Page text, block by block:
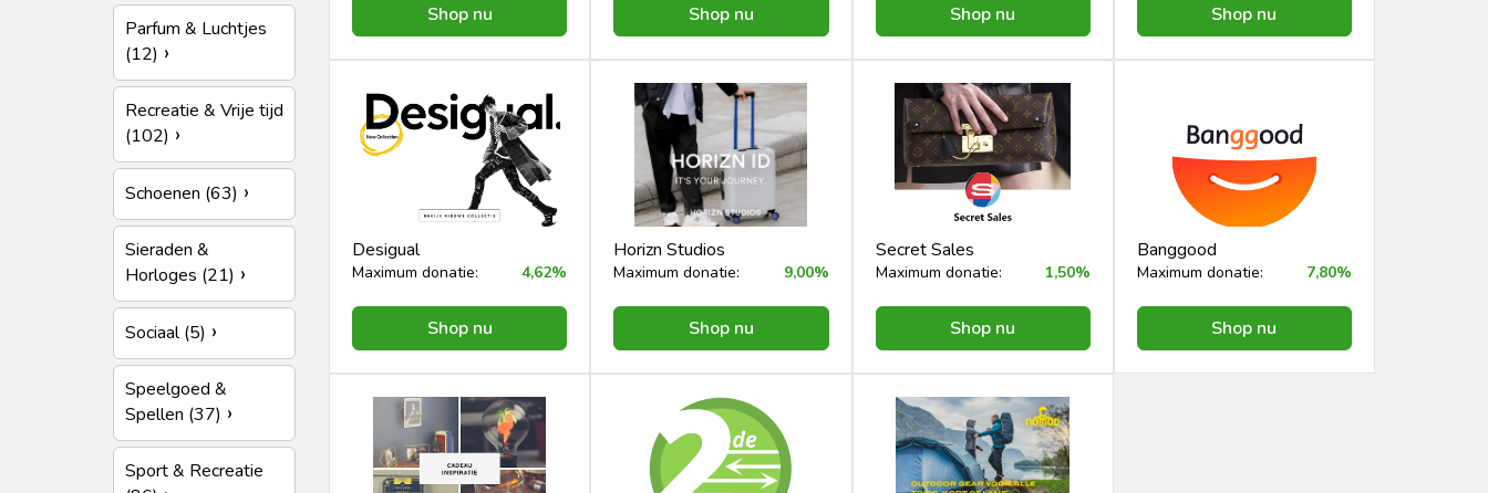
Parfum & Luchtjes
(12)
Recreatie & Vrije tijd
(102)
Schoenen (63)
Sieraden &
Horloges (21)
Sociaal (5)
Speelgoed &
Spellen (37)
Sport & Recreatie
Shop nu Shop nu Shop nu Shop nu
Desigual
Maximum donatie: 4,62%
Shop nu
Horizn Studios
Maximum donatie: 9,00%
Shop nu
Secret Sales
Maximum donatie: 1,50%
Shop nu
Banggood
Maximum donatie: 7,80%
Shop nu